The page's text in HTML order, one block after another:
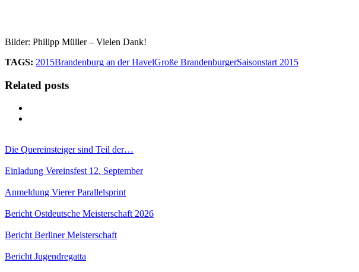
Bilder: Philipp Müller – Vielen Dank!
TAGS: 2015Brandenburg an der HavelGroße BrandenburgerSaisonstart 2015
Related posts
Die Quereinsteiger sind Teil der…
Einladung Vereinsfest 12. September
Anmeldung Vierer Parallelsprint
Bericht Ostdeutsche Meisterschaft 2026
Bericht Berliner Meisterschaft
Bericht Jugendregatta